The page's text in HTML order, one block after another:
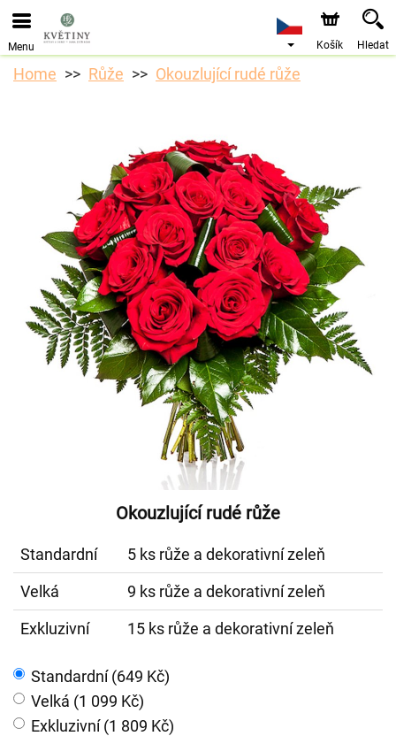
Objednávky přes e-shop přijímáme. Nejbližší možné
doručení je od 10.8.2026 z důvodu dovolené.
Menu Košík Hledat
Home Růže Okouzlující rudé růže
Okouzlující rudé růže
Standardní
5 ks růže a dekorativní zeleň
Velká
9 ks růže a dekorativní zeleň
Exkluzivní
15 ks růže a dekorativní zeleň
Standardní (649 Kč)
Velká (1 099 Kč)
Exkluzivní (1 809 Kč)